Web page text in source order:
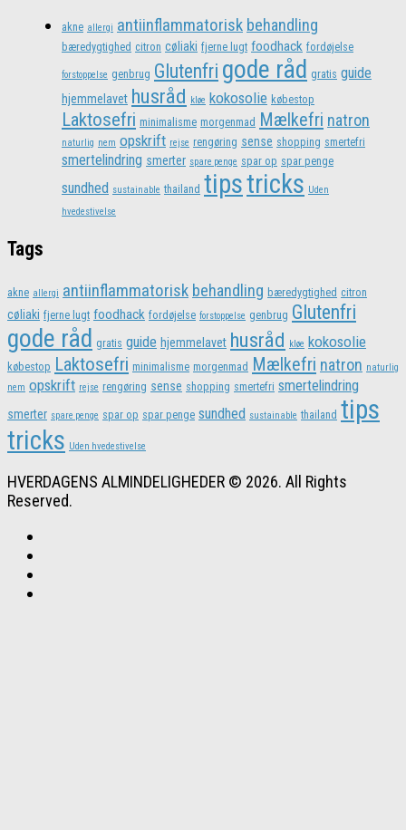
akne allergi antiinflammatorisk behandling
bæredygtighed citron cøliaki fjerne lugt foodhack fordøjelse
forstoppelse genbrug Glutenfri gode råd gratis guide
hjemmelavet husråd kløe kokosolie købestop
Laktosefri minimalisme morgenmad Mælkefri natron
naturlig nem opskrift rejse rengøring sense shopping smertefri
smertelindring smerter spare penge spar op spar penge
sundhed sustainable thailand tipstricks Uden
hvedestivelse
Tags
akne allergi antiinflammatorisk behandling bæredygtighed citron
cøliaki fjerne lugt foodhack fordøjelse forstoppelse genbrug Glutenfri
gode råd gratis guide hjemmelavet husråd kløe kokosolie
købestop Laktosefri minimalisme morgenmad Mælkefri natron naturlig
nem opskrift rejse rengøring sense shopping smertefri smertelindring
smerter spare penge spar op spar penge sundhed sustainable thailand tips
tricks Uden hvedestivelse
HVERDAGENS ALMINDELIGHEDER © 2026. All Rights
Reserved.